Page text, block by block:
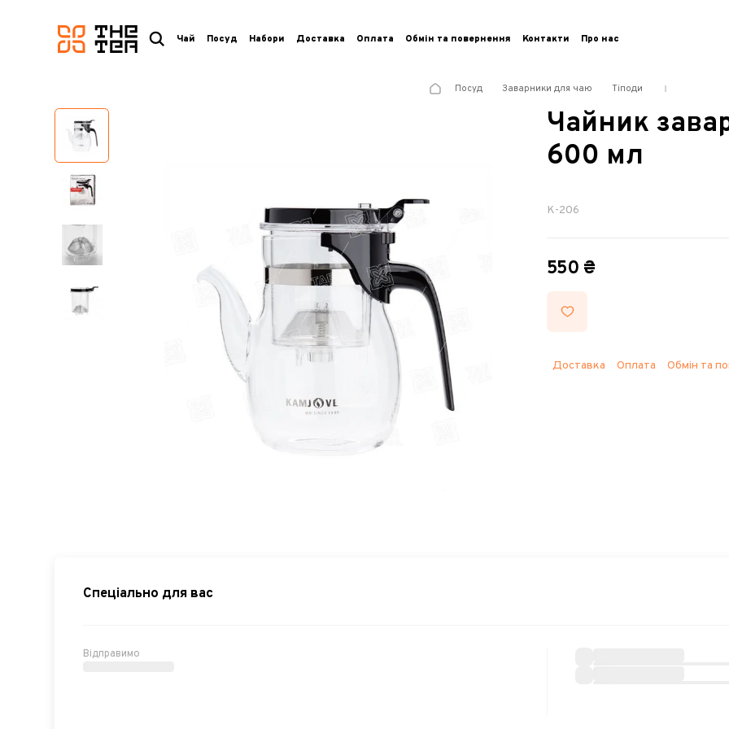
логотип
Чай Посуд Набори Доставка Оплата Обмін та повернення Контакти Про нас
Посуд Заварники для чаю Тіподи
Чайник
600 мл
K-206
550 ₴
Доставка Оплата Обмін та
Спеціально для вас
Відправимо